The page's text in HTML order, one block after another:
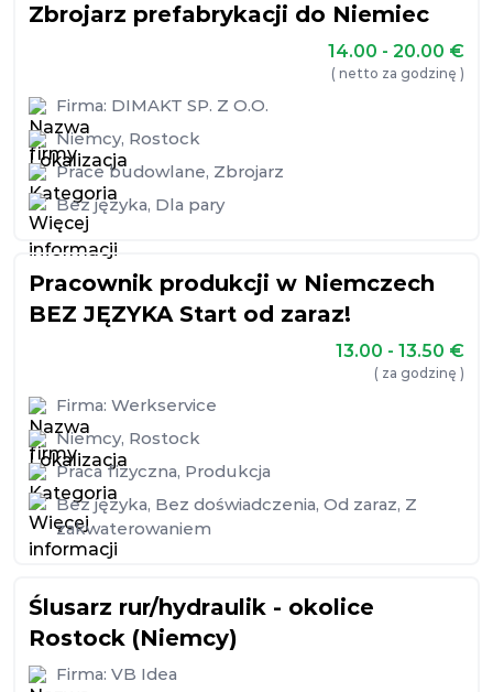
Zbrojarz prefabrykacji do Niemiec
14.00 - 20.00 €
( netto za godzinę )
Firma: DIMAKT SP. Z O.O.
Niemcy, Rostock
Prace budowlane, Zbrojarz
Bez języka, Dla pary
Pracownik produkcji w Niemczech
BEZ JĘZYKA Start od zaraz!
13.00 - 13.50 €
( za godzinę )
Firma: Werkservice
Niemcy, Rostock
Praca fizyczna, Produkcja
Bez języka, Bez doświadczenia, Od zaraz, Z
zakwaterowaniem
Ślusarz rur/hydraulik - okolice
Rostock (Niemcy)
Firma: VB Idea